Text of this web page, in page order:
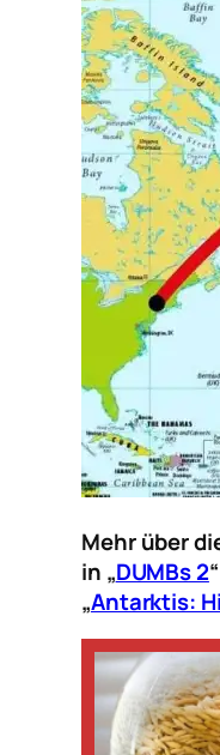
Mehr über
in „DUMBs 2
„Antarktis: